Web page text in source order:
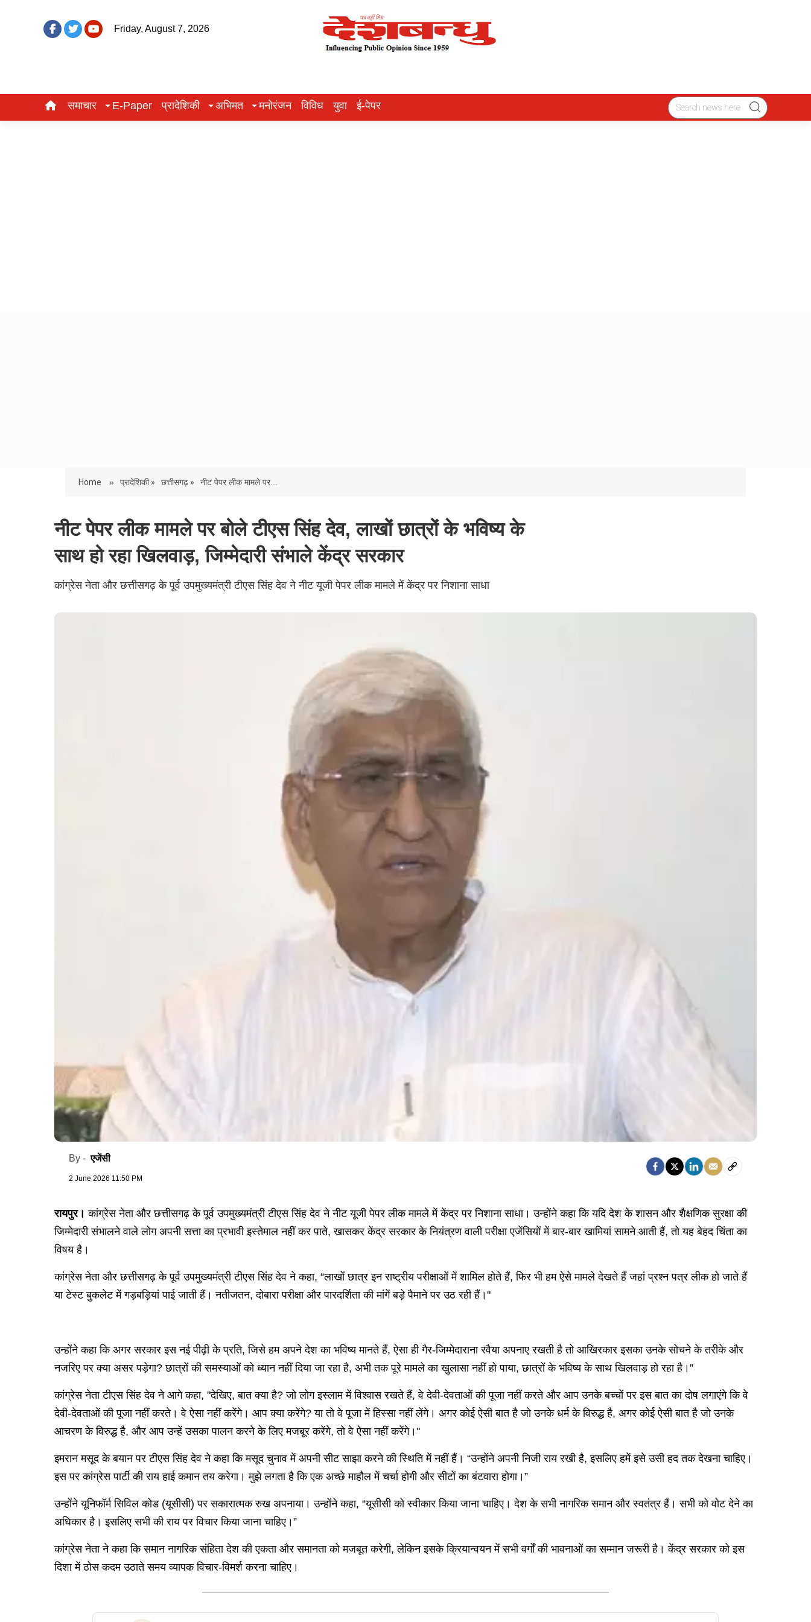
Friday, August 7, 2026
समाचार E-Paper प्रादेशिकी अभिमत मनोरंजन विविध युवा ई-पेपर
Home » प्रादेशिकी » छत्तीसगढ़ » नीट पेपर लीक मामले पर...
नीट पेपर लीक मामले पर बोले टीएस सिंह देव, लाखों छात्रों के भविष्य के
साथ हो रहा खिलवाड़, जिम्मेदारी संभाले केंद्र सरकार
कांग्रेस नेता और छत्तीसगढ़ के पूर्व उपमुख्यमंत्री टीएस सिंह देव ने नीट यूजी पेपर लीक मामले में केंद्र पर निशाना साधा
By -एजेंसी
2 June 2026 11:50 PM
रायपुर।कांग्रेस नेता और छत्तीसगढ़ के पूर्व उपमुख्यमंत्री टीएस सिंह देव ने नीट यूजी पेपर लीक मामले में केंद्र पर निशाना साधा। उन्होंने कहा कि यदि देश के शासन और शैक्षणिक सुरक्षा की
जिम्मेदारी संभालने वाले लोग अपनी सत्ता का प्रभावी इस्तेमाल नहीं कर पाते, खासकर केंद्र सरकार के नियंत्रण वाली परीक्षा एजेंसियों में बार-बार खामियां सामने आती हैं, तो यह बेहद चिंता का
विषय है।
कांग्रेस नेता और छत्तीसगढ़ के पूर्व उपमुख्यमंत्री टीएस सिंह देव ने कहा, “लाखों छात्र इन राष्ट्रीय परीक्षाओं में शामिल होते हैं, फिर भी हम ऐसे मामले देखते हैं जहां प्रश्न पत्र लीक हो जाते हैं
या टेस्ट बुकलेट में गड़बड़ियां पाई जाती हैं। नतीजतन, दोबारा परीक्षा और पारदर्शिता की मांगें बड़े पैमाने पर उठ रही हैं।"
उन्होंने कहा कि अगर सरकार इस नई पीढ़ी के प्रति, जिसे हम अपने देश का भविष्य मानते हैं, ऐसा ही गैर-जिम्मेदाराना रवैया अपनाए रखती है तो आखिरकार इसका उनके सोचने के तरीके और
नजरिए पर क्या असर पड़ेगा? छात्रों की समस्याओं को ध्यान नहीं दिया जा रहा है, अभी तक पूरे मामले का खुलासा नहीं हो पाया, छात्रों के भविष्य के साथ खिलवाड़ हो रहा है।”
कांग्रेस नेता टीएस सिंह देव ने आगे कहा, "देखिए, बात क्या है? जो लोग इस्लाम में विश्वास रखते हैं, वे देवी-देवताओं की पूजा नहीं करते और आप उनके बच्चों पर इस बात का दोष लगाएंगे कि वे
देवी-देवताओं की पूजा नहीं करते। वे ऐसा नहीं करेंगे। आप क्या करेंगे? या तो वे पूजा में हिस्सा नहीं लेंगे। अगर कोई ऐसी बात है जो उनके धर्म के विरुद्ध है, अगर कोई ऐसी बात है जो उनके
आचरण के विरुद्ध है, और आप उन्हें उसका पालन करने के लिए मजबूर करेंगे, तो वे ऐसा नहीं करेंगे।"
इमरान मसूद के बयान पर टीएस सिंह देव ने कहा कि मसूद चुनाव में अपनी सीट साझा करने की स्थिति में नहीं हैं। “उन्होंने अपनी निजी राय रखी है, इसलिए हमें इसे उसी हद तक देखना चाहिए।
इस पर कांग्रेस पार्टी की राय हाई कमान तय करेगा। मुझे लगता है कि एक अच्छे माहौल में चर्चा होगी और सीटों का बंटवारा होगा।”
उन्होंने यूनिफॉर्म सिविल कोड (यूसीसी) पर सकारात्मक रुख अपनाया। उन्होंने कहा, “यूसीसी को स्वीकार किया जाना चाहिए। देश के सभी नागरिक समान और स्वतंत्र हैं। सभी को वोट देने का
अधिकार है। इसलिए सभी की राय पर विचार किया जाना चाहिए।”
कांग्रेस नेता ने कहा कि समान नागरिक संहिता देश की एकता और समानता को मजबूत करेगी, लेकिन इसके क्रियान्वयन में सभी वर्गों की भावनाओं का सम्मान जरूरी है। केंद्र सरकार को इस
दिशा में ठोस कदम उठाते समय व्यापक विचार-विमर्श करना चाहिए।